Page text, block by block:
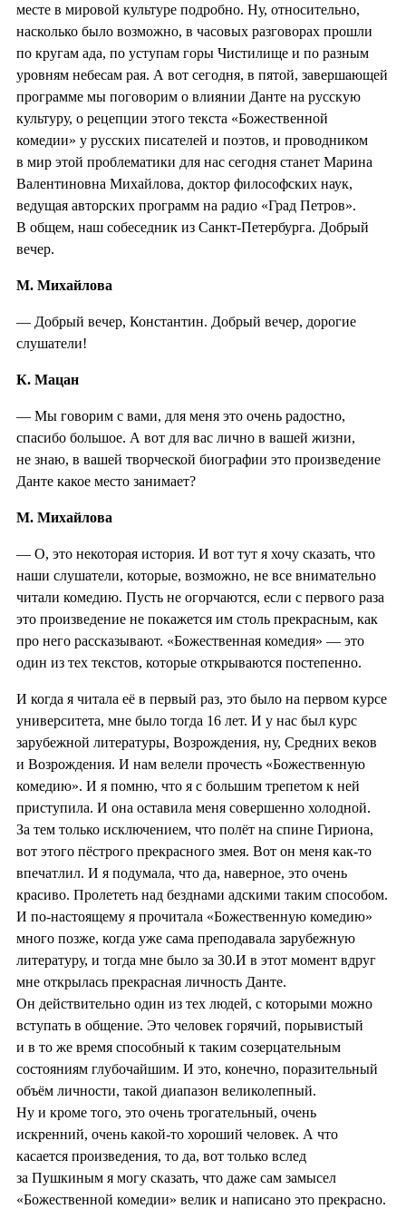
месте в мировой культуре подробно. Ну, относительно,
насколько было возможно, в часовых разговорах прошли
по кругам ада, по уступам горы Чистилище и по разным
уровням небесам рая. А вот сегодня, в пятой, завершающей
программе мы поговорим о влиянии Данте на русскую
культуру, о рецепции этого текста «Божественной
комедии» у русских писателей и поэтов, и проводником
в мир этой проблематики для нас сегодня станет Марина
Валентиновна Михайлова, доктор философских наук,
ведущая авторских программ на радио «Град Петров».
В общем, наш собеседник из Санкт-Петербурга. Добрый
вечер.
М. Михайлова
— Добрый вечер, Константин. Добрый вечер, дорогие
слушатели!
К. Мацан
— Мы говорим с вами, для меня это очень радостно,
спасибо большое. А вот для вас лично в вашей жизни,
не знаю, в вашей творческой биографии это произведение
Данте какое место занимает?
М. Михайлова
— О, это некоторая история. И вот тут я хочу сказать, что
наши слушатели, которые, возможно, не все внимательно
читали комедию. Пусть не огорчаются, если с первого раза
это произведение не покажется им столь прекрасным, как
про него рассказывают. «Божественная комедия» — это
один из тех текстов, которые открываются постепенно.
И когда я читала её в первый раз, это было на первом курсе
университета, мне было тогда 16 лет. И у нас был курс
зарубежной литературы, Возрождения, ну, Средних веков
и Возрождения. И нам велели прочесть «Божественную
комедию». И я помню, что я с большим трепетом к ней
приступила. И она оставила меня совершенно холодной.
За тем только исключением, что полёт на спине Гириона,
вот этого пёстрого прекрасного змея. Вот он меня как-то
впечатлил. И я подумала, что да, наверное, это очень
красиво. Пролететь над безднами адскими таким способом.
И по-настоящему я прочитала «Божественную комедию»
много позже, когда уже сама преподавала зарубежную
литературу, и тогда мне было за 30.И в этот момент вдруг
мне открылась прекрасная личность Данте.
Он действительно один из тех людей, с которыми можно
вступать в общение. Это человек горячий, порывистый
и в то же время способный к таким созерцательным
состояниям глубочайшим. И это, конечно, поразительный
объём личности, такой диапазон великолепный.
Ну и кроме того, это очень трогательный, очень
искренний, очень какой-то хороший человек. А что
касается произведения, то да, вот только вслед
за Пушкиным я могу сказать, что даже сам замысел
«Божественной комедии» велик и написано это прекрасно.